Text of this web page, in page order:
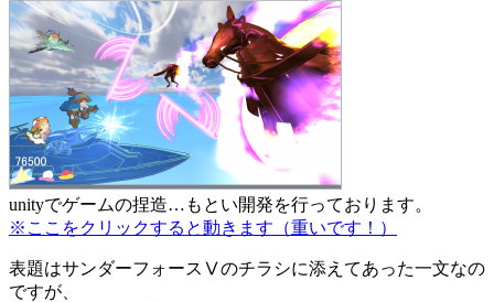
unityでゲームの捏造…もとい開発を行っております。
※ここをクリックすると動きます（重いです！）
表題はサンダーフォースⅤのチラシに添えてあった一文なの
ですが、